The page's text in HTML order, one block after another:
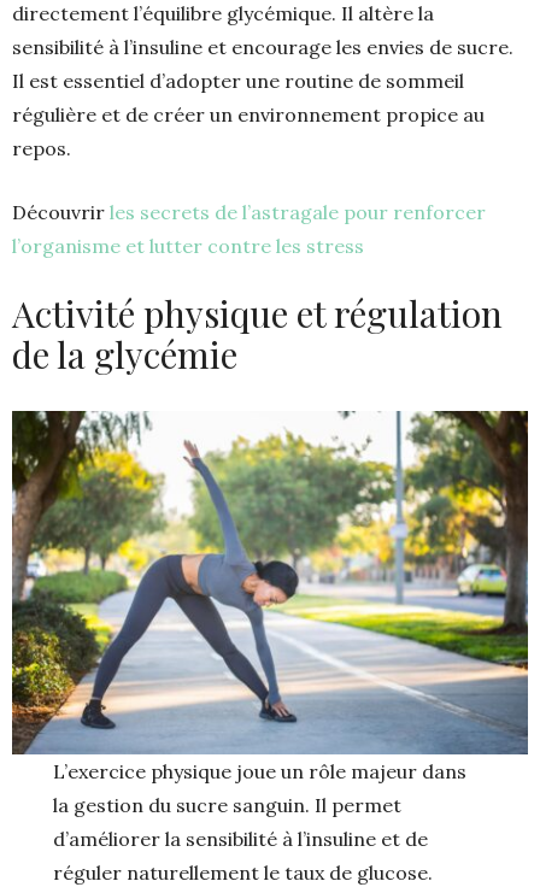
directement l’équilibre glycémique. Il altère la
sensibilité à l’insuline et encourage les envies de sucre.
Il est essentiel d’adopter une routine de sommeil
régulière et de créer un environnement propice au
repos.
Découvrir les secrets de l’astragale pour renforcer
l’organisme et lutter contre les stress
Activité physique et régulation
de la glycémie
L’exercice physique joue un rôle majeur dans
la gestion du sucre sanguin. Il permet
d’améliorer la sensibilité à l’insuline et de
réguler naturellement le taux de glucose.